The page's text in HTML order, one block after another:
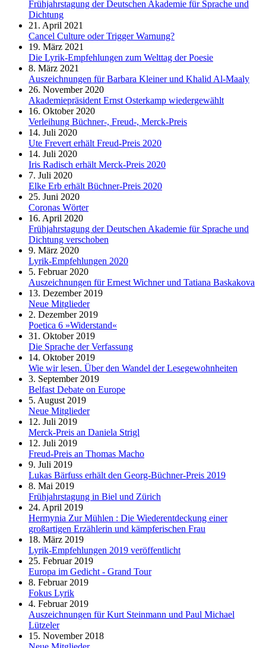
Frühjahrstagung der Deutschen Akademie für Sprache und
Dichtung
21. April 2021
Cancel Culture oder Trigger Warnung?
19. März 2021
Die Lyrik-Empfehlungen zum Welttag der Poesie
8. März 2021
Auszeichnungen für Barbara Kleiner und Khalid Al-Maaly
26. November 2020
Akademiepräsident Ernst Osterkamp wiedergewählt
16. Oktober 2020
Verleihung Büchner-, Freud-, Merck-Preis
14. Juli 2020
Ute Frevert erhält Freud-Preis 2020
14. Juli 2020
Iris Radisch erhält Merck-Preis 2020
7. Juli 2020
Elke Erb erhält Büchner-Preis 2020
25. Juni 2020
Coronas Wörter
16. April 2020
Frühjahrstagung der Deutschen Akademie für Sprache und
Dichtung verschoben
9. März 2020
Lyrik-Empfehlungen 2020
5. Februar 2020
Auszeichnungen für Ernest Wichner und Tatiana Baskakova
13. Dezember 2019
Neue Mitglieder
2. Dezember 2019
Poetica 6 »Widerstand«
31. Oktober 2019
Die Sprache der Verfassung
14. Oktober 2019
Wie wir lesen. Über den Wandel der Lesegewohnheiten
3. September 2019
Belfast Debate on Europe
5. August 2019
Neue Mitglieder
12. Juli 2019
Merck-Preis an Daniela Strigl
12. Juli 2019
Freud-Preis an Thomas Macho
9. Juli 2019
Lukas Bärfuss erhält den Georg-Büchner-Preis 2019
8. Mai 2019
Frühjahrstagung in Biel und Zürich
24. April 2019
Hermynia Zur Mühlen : Die Wiederentdeckung einer
großartigen Erzählerin und kämpferischen Frau
18. März 2019
Lyrik-Empfehlungen 2019 veröffentlicht
25. Februar 2019
Europa im Gedicht - Grand Tour
8. Februar 2019
Fokus Lyrik
4. Februar 2019
Auszeichnungen für Kurt Steinmann und Paul Michael
Lützeler
15. November 2018